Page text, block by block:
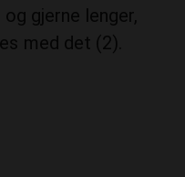
gjerne lenger,
med det (2).